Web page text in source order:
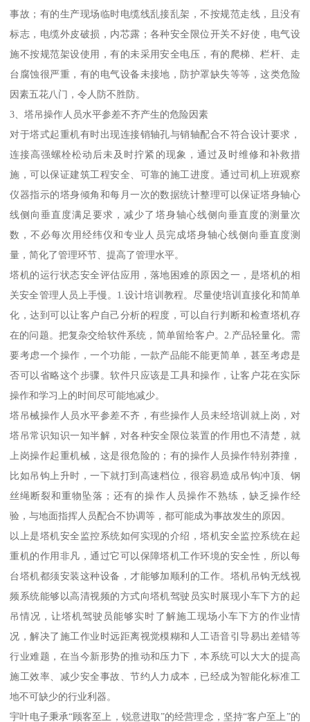
事故；有的生产现场临时电缆线乱接乱架，不按规范走线，且没有
标志，电缆外皮破损，内芯露；各种安全限位开关不好使，电气设
施不按规范架设使用，有的未采用安全电压，有的爬梯、栏杆、走
台腐蚀很严重，有的电气设备未接地，防护罩缺失等等，这类危险
因素五花八门，令人防不胜防。
3、塔吊操作人员水平参差不齐产生的危险因素
对于塔式起重机有时出现连接销轴孔与销轴配合不符合设计要求，
连接高强螺栓松动后未及时拧紧的现象，通过及时维修和补救措
施，可以保证建筑工程安全、可靠的施工进度。通过司机上班观察
仪器指示的塔身倾角和每月一次的数据统计整理可以保证塔身轴心
线侧向垂直度满足要求，减少了塔身轴心线侧向垂直度的测量次
数，不必每次用经纬仪和专业人员完成塔身轴心线侧向垂直度测
量，简化了管理环节、提高了管理水平。
塔机的运行状态安全评估应用，落地困难的原因之一，是塔机的相
关安全管理人员上手慢。1.设计培训教程。尽量使培训直接化和简单
化，达到可以让客户自己分析的程度，可以自行判断和检查塔机存
在的问题。把复杂交给软件系统，简单留给客户。2.产品轻量化。需
要考虑一个操作，一个功能，一款产品能不能更简单，甚至考虑是
否可以省略这个步骤。软件只应该是工具和操作，让客户花在实际
操作和学习上的时间尽可能地减少。
塔吊械操作人员水平参差不齐，有些操作人员未经培训就上岗，对
塔吊常识知识一知半解，对各种安全限位装置的作用也不清楚，就
上岗操作起重机械，这是很危险的；有的操作人员操作特别莽撞，
比如吊钩上升时，一下就打到高速档位，很容易造成吊钩冲顶、钢
丝绳断裂和重物坠落；还有的操作人员操作不熟练，缺乏操作经
验，与地面指挥人员配合不协调等，都可能成为事故发生的原因。
以上是塔机安全监控系统如何实现的介绍，塔机安全监控系统在起
重机的作用非凡，通过它可以保障塔机工作环境的安全性，所以每
台塔机都须安装这种设备，才能够加顺利的工作。塔机吊钩无线视
频系统能够以高清视频的方式向塔机驾驶员实时展现小车下方的起
吊情况，让塔机驾驶员能够实时了解施工现场小车下方的作业情
况，解决了施工作业时远距离视觉模糊和人工语音引导易出差错等
行业难题，在当今新形势的推动和压力下，本系统可以大大的提高
施工效率、减少安全事故、节约人力成本，已经成为智能化标准工
地不可缺少的行业利器。
宇叶电子秉承“顾客至上，锐意进取”的经营理念，坚持“客户至上”的